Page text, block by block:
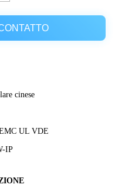
cinese
UL VDE
IP